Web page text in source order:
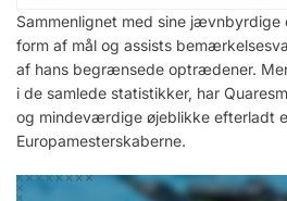
Sammenlignet med sine jævnbyrdige
form af mål og assists
af hans begrænsede optrædener.
i de samlede statistikker, har
og mindeværdige øjeblikke efterladt
Europamesterskaberne.